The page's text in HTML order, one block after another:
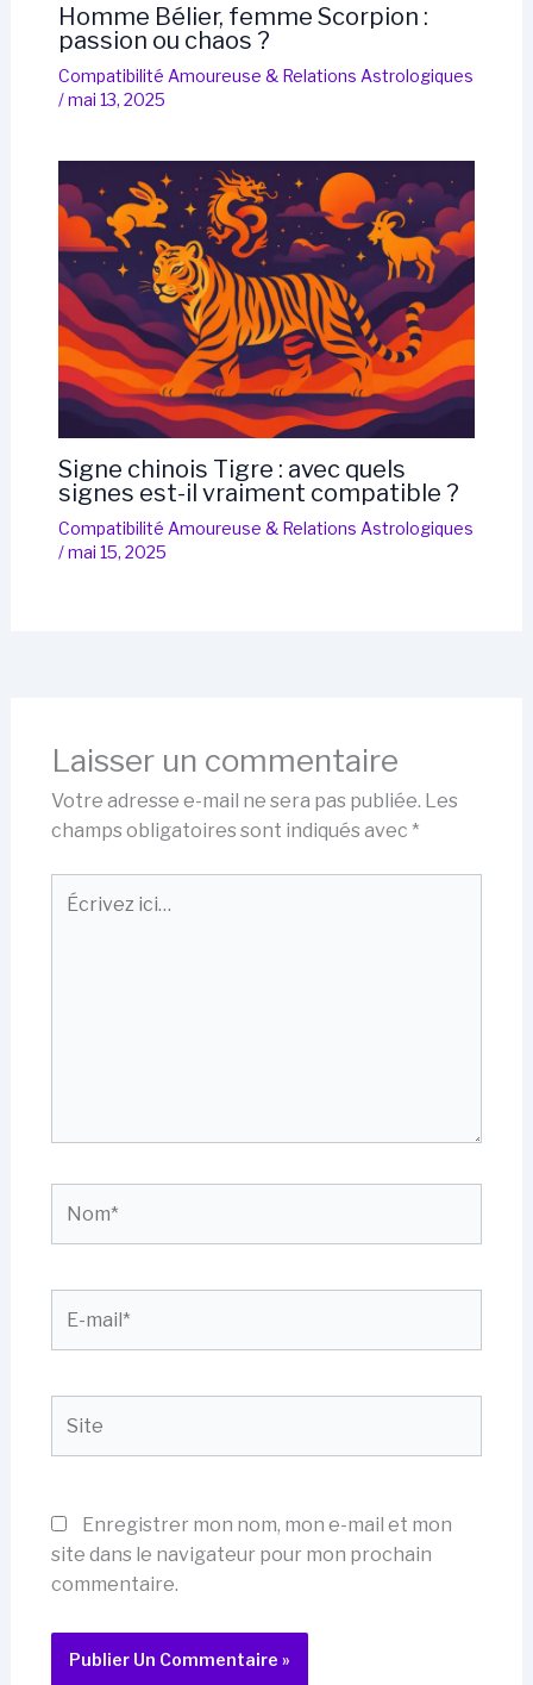
Homme Bélier, femme Scorpion :
passion ou chaos ?
Compatibilité Amoureuse & Relations Astrologiques
/mai 13, 2025
Signe chinois Tigre : avec quels
signes est-il vraiment compatible ?
Compatibilité Amoureuse & Relations Astrologiques
/mai 15, 2025
Laisser un commentaire
Votre adresse e-mail ne sera pas publiée. Les
champs obligatoires sont indiqués avec *
Écrivez
ici…
mail*
Enregistrer mon nom, mon e-mail et mon
site dans le navigateur pour mon prochain
commentaire.